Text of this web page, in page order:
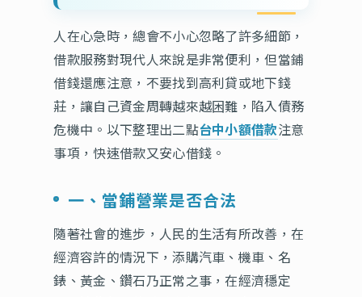
人在心急時，總會不小心忽略了許多細節，
借款服務對現代人來說是非常便利，但當鋪
借錢還應注意，不要找到高利貸或地下錢
莊，讓自己資金周轉越來越困難，陷入債務
危機中。以下整理出二點台中小額借款注意
事項，快速借款又安心借錢。
一、當鋪營業是否合法
隨著社會的進步，人民的生活有所改善，在
經濟容許的情況下，添購汽車、機車、名
錶、黃金、鑽石乃正常之事，在經濟穩定